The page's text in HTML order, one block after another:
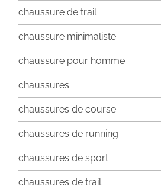
chaussure de trail
chaussure minimaliste
chaussure pour homme
chaussures
chaussures de course
chaussures de running
chaussures de sport
chaussures de trail